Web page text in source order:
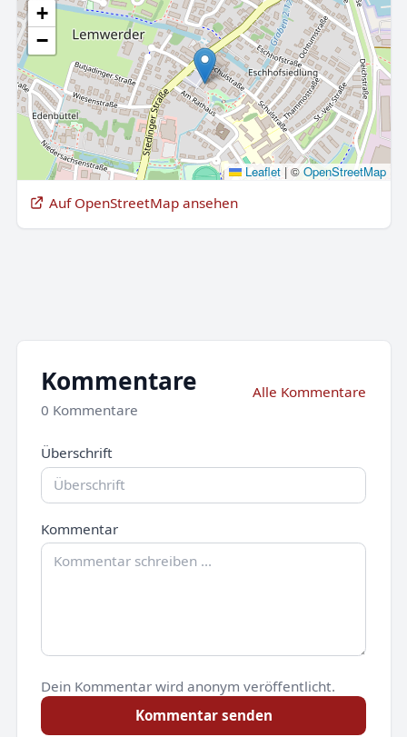
+
−
Leaflet |© OpenStreetMap
Auf OpenStreetMap ansehen
Kommentare
0 Kommentare
Alle Kommentare
Überschrift
Kommentar
Dein Kommentar wird anonym veröffentlicht.
Kommentar senden